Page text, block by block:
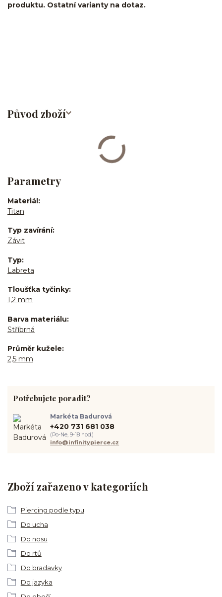
produktu. Ostatní varianty na dotaz.
Původ zboží
Parametry
Materiál
Titan
Typ zavírání
Závit
Typ
Labreta
Tloušťka tyčinky
1,2 mm
Barva materiálu
Stříbrná
Průměr kužele
2,5 mm
Zboží zařazeno v kategoriích
Piercing podle typu
Do ucha
Do nosu
Do rtů
Do bradavky
Do jazyka
Potřebujete poradit?
Markéta Badurová
+420 731 681 038
(Po-Ne, 9-18 hod.)
info@infinitypierce.cz